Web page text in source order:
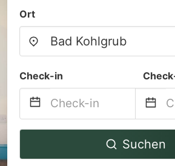
Ort
Check-in
Navigate
Suchen